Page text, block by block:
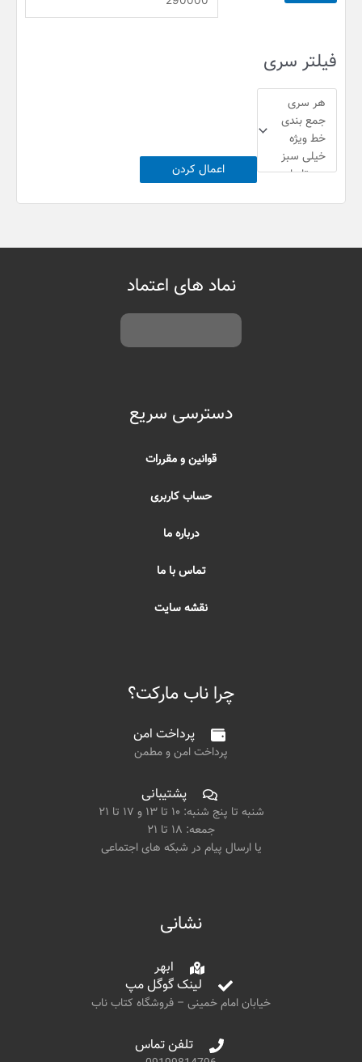
فیلتر سری
اعمال کردن
نماد های اعتماد
دسترسی سریع
قوانین و مقررات
حساب کاربری
درباره ما
تماس با ما
نقشه سایت
چرا ناب مارکت؟
پرداخت امن
پرداخت امن و مطمن
پشتیبانی
شنبه تا پنج شنبه: ۱۰ تا ۱۳ و ۱۷ تا ۲۱
جمعه: ۱۸ تا ۲۱
یا ارسال پیام در شبکه های اجتماعی
نشانی
ابهر
لینک گوگل مپ
خیابان امام خمینی – فروشگاه کتاب ناب
تلفن تماس